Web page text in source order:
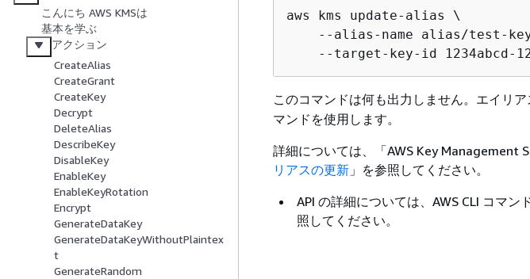
こんにち AWS KMSは
基本を学ぶ
アクション
CreateAlias
CreateGrant
CreateKey
Decrypt
DeleteAlias
DescribeKey
DisableKey
EnableKey
EnableKeyRotation
Encrypt
GenerateDataKey
GenerateDataKeyWithoutPlaintex
t
GenerateRandom
aws kms update-alias \
--alias-name alias/test-
--target-key-id 1234abcd-
このコマンドは何も出力しません。エイリア
マンドを使用します。
詳細については、「AWS Key Management
リアスの更新」を参照してください。
API の詳細については、AWS CLI コマン
照してください。